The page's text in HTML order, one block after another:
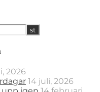
2026
14 juli, 2026